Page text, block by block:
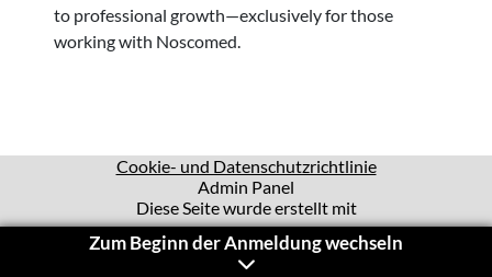
Zum Beginn der Anmeldung wechseln
to professional growth—exclusively for those
working with Noscomed.
Diese Seite wurde erstellt mit
Cookie- und Datenschutzrichtlinie(opens in a
Admin Panel